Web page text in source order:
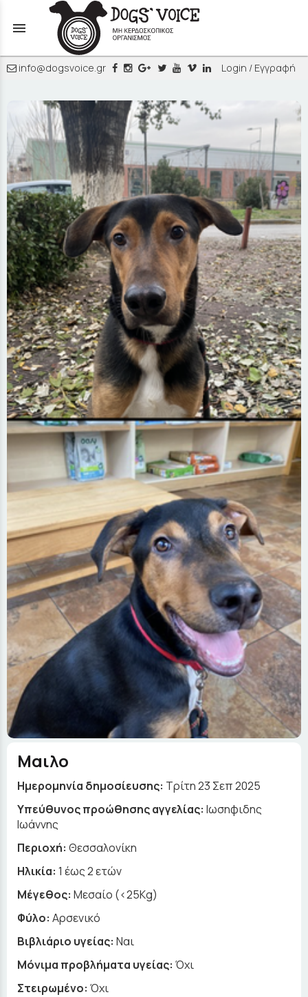
menu
info@dogsvoice.gr Login / Εγγραφή
Μαιλο
Ημερομηνία δημοσίευσης: Τρίτη 23 Σεπ 2025
Yπεύθυνος προώθησης αγγελίας: Ιωσηφιδης
Ιωάννης
Περιοχή: Θεσσαλονίκη
Ηλικία: 1 έως 2 ετών
Μέγεθος: Μεσαίο (<25Kg)
Φύλο: Αρσενικό
Βιβλιάριο υγείας: Ναι
Μόνιμα προβλήματα υγείας: Όχι
Στειρωμένο: Όχι